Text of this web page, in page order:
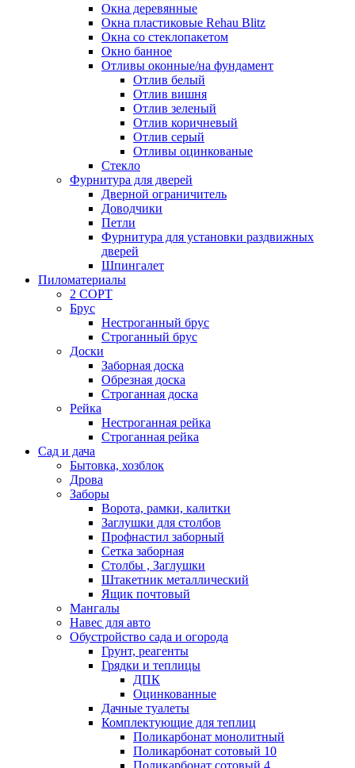
Окна деревянные
Окна пластиковые Rehau Blitz
Окна со стеклопакетом
Окно банное
Отливы оконные/на фундамент
Отлив белый
Отлив вишня
Отлив зеленый
Отлив коричневый
Отлив серый
Отливы оцинкованые
Стекло
Фурнитура для дверей
Дверной ограничитель
Доводчики
Петли
Фурнитура для установки раздвижных
дверей
Шпингалет
Пиломатериалы
2 СОРТ
Брус
Нестроганный брус
Строганный брус
Доски
Заборная доска
Обрезная доска
Строганная доска
Рейка
Нестроганная рейка
Строганная рейка
Сад и дача
Бытовка, хозблок
Дрова
Заборы
Ворота, рамки, калитки
Заглушки для столбов
Профнастил заборный
Сетка заборная
Столбы , Заглушки
Штакетник металлический
Ящик почтовый
Мангалы
Навес для авто
Обустройство сада и огорода
Грунт, реагенты
Грядки и теплицы
ДПК
Оцинкованные
Дачные туалеты
Комплектующие для теплиц
Поликарбонат монолитный
Поликарбонат сотовый 10
Поликарбонат сотовый 4